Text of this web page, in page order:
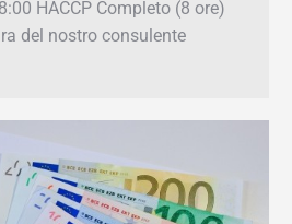
ore) La formazione a cura
Scattolin Gabriele…